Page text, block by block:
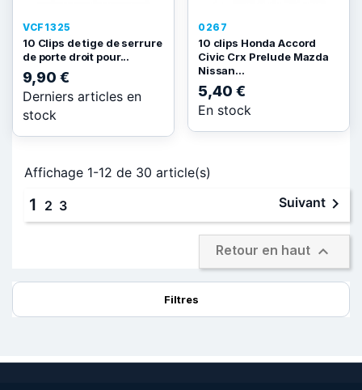
VCF1325
10 Clips de tige de serrure
de porte droit pour...
9,90 €
Derniers articles en
stock
0267
10 clips Honda Accord
Civic Crx Prelude Mazda
Nissan...
5,40 €
En stock
Affichage 1-12 de 30 article(s)
1 2 3 Suivant 
Retour en haut 
Filtres